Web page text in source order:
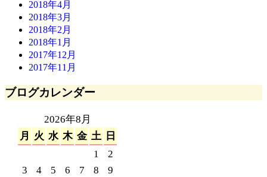
2018年4月
2018年3月
2018年2月
2018年1月
2017年12月
2017年11月
ブログカレンダー
2026年8月
月
火 水 木 金 土 日
1
2
3
4 5 6 7 8
9